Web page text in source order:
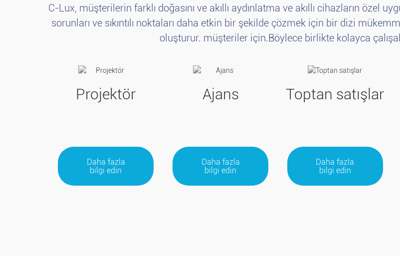
C-Lux, müşterilerin farklı doğasını ve akıllı aydınlatma ve akıllı cihazların özel
sorunları ve sıkıntılı noktaları daha etkin bir şekilde çözmek için bir dizi
oluşturur. müşteriler için.Böylece birlikte kolayca
Projektör
Daha fazla
bilgi edin
Ajans
Daha fazla
bilgi edin
Toptan satışlar
Daha fazla
bilgi edin